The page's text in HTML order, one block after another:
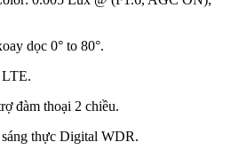
dọc 0° to 80°.
đàm thoại 2 chiều.
thực Digital WDR.